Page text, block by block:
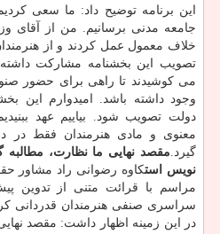
این برنامه توضیح داد: ما سعی
جامعه مدنی برسانیم. من از آقای
خلاف معمول عمل كردند و از
تصویب این بخشنامه مشاركت داشته
می كوشیدند تا راهی برای حضور
وجود داشته باشد. امیدوارم این
دولت تصویب شود. بیاییم عهد
معنوی و مادی هنرمندان فقط در
گیرد. مقصد نهایی ما نظارت،
نویس استكاوه رضوانی راد مشاور
مراسم با قرائت متنی از تدوین
سراسری صنفی هنرمندان قدردانی
در این زمینه اظهار داشت: مقصد